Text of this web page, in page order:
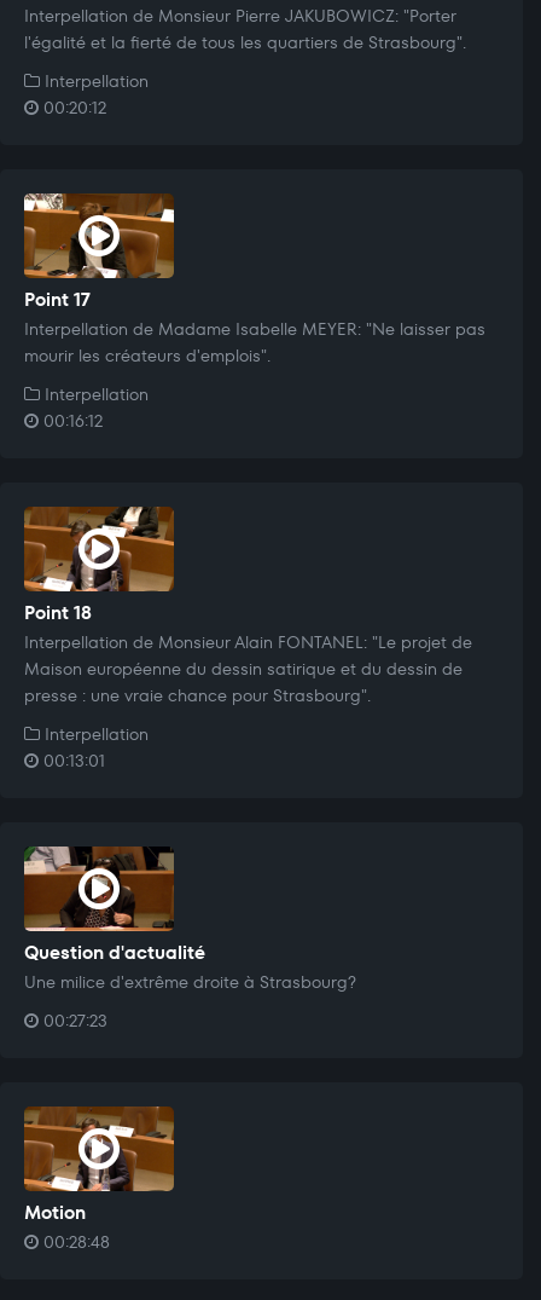
Interpellation de Monsieur Pierre JAKUBOWICZ: "Porter
l'égalité et la fierté de tous les quartiers de Strasbourg".
Interpellation
00:20:12
Point 17
Interpellation de Madame Isabelle MEYER: "Ne laisser pas
mourir les créateurs d'emplois".
Interpellation
00:16:12
Point 18
Interpellation de Monsieur Alain FONTANEL: "Le projet de
Maison européenne du dessin satirique et du dessin de
presse : une vraie chance pour Strasbourg".
Interpellation
00:13:01
Question d'actualité
Une milice d'extrême droite à Strasbourg?
00:27:23
Motion
00:28:48